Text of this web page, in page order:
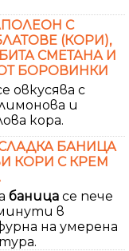
С
(КОРИ),
СМЕТАНА И
БОРОВИНКИ
овкусява с
и
кора.
БАНИЦА
КОРИ С КРЕМ
баница се пече
в
на умерена